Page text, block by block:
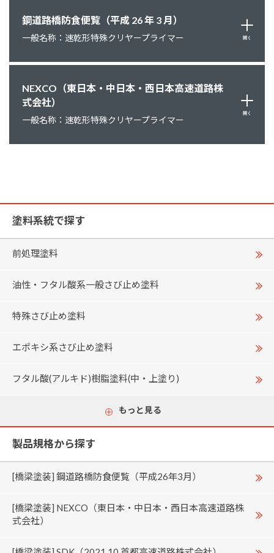
鋼道路橋防食便覧（平成 26 年 3 月）
一般名称：速乾形特殊クリヤープライマー 開く
NEXCO（東日本・中日本・西日本高速道路株
式会社）
一般名称：速乾形特殊クリヤープライマー
開く
塗料系統で探す
前処理塗料
油性・フタル酸系一般さび止め塗料
特殊さび止め塗料
エポキシ系さび止め塗料
フタル酸(アルキド)樹脂塗料(中・上塗り)
もっと見る
製品規格から探す
[橋梁塗装] 鋼道路橋防食便覧（平成26年3月）
[橋梁塗装] NEXCO（東日本・中日本・西日本高速道路株
式会社）